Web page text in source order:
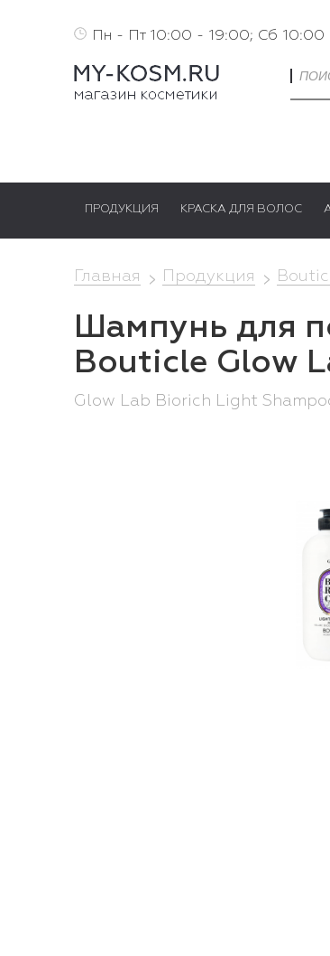
Пн - Пт 10:00 - 19:00; Сб
ПРОДУКЦИЯ КРАСКА ДЛЯ ВОЛОС
Главная Продукция
Шампунь для
Bouticle Glow
Glow Lab Biorich Light